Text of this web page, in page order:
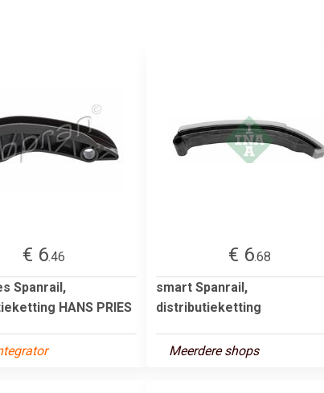
€ 6.46
Spanrail,
HANS PRIES
€ 6.68
smart Spanrail,
distributieketting
Meerdere shops